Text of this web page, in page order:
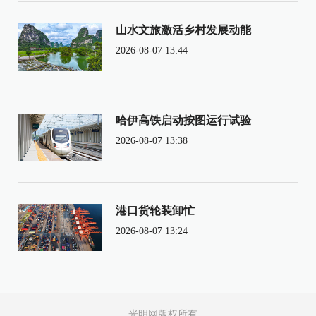
山水文旅激活乡村发展动能
2026-08-07 13:44
哈伊高铁启动按图运行试验
2026-08-07 13:38
港口货轮装卸忙
2026-08-07 13:24